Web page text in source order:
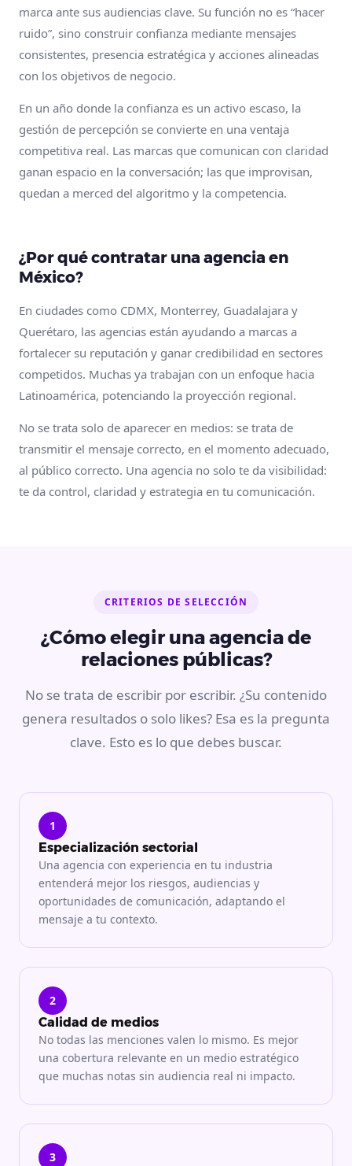
marca ante sus audiencias clave. Su función no es “hacer
ruido”, sino construir confianza mediante mensajes
consistentes, presencia estratégica y acciones alineadas
con los objetivos de negocio.
En un año donde la confianza es un activo escaso, la
gestión de percepción se convierte en una ventaja
competitiva real. Las marcas que comunican con claridad
ganan espacio en la conversación; las que improvisan,
quedan a merced del algoritmo y la competencia.
¿Por qué contratar una agencia en
México?
En ciudades como CDMX, Monterrey, Guadalajara y
Querétaro, las agencias están ayudando a marcas a
fortalecer su reputación y ganar credibilidad en sectores
competidos. Muchas ya trabajan con un enfoque hacia
Latinoamérica, potenciando la proyección regional.
No se trata solo de aparecer en medios: se trata de
transmitir el mensaje correcto, en el momento adecuado,
al público correcto. Una agencia no solo te da visibilidad:
te da control, claridad y estrategia en tu comunicación.
CRITERIOS DE SELECCIÓN
¿Cómo elegir una agencia de
relaciones públicas?
No se trata de escribir por escribir. ¿Su contenido
genera resultados o solo likes? Esa es la pregunta
clave. Esto es lo que debes buscar.
1
Especialización sectorial
Una agencia con experiencia en tu industria
entenderá mejor los riesgos, audiencias y
oportunidades de comunicación, adaptando el
mensaje a tu contexto.
2
Calidad de medios
No todas las menciones valen lo mismo. Es mejor
una cobertura relevante en un medio estratégico
que muchas notas sin audiencia real ni impacto.
3